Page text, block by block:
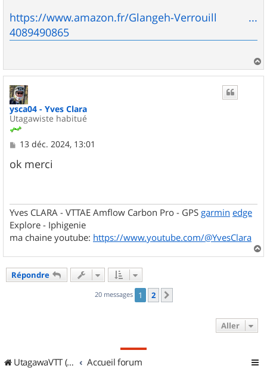
https://www.amazon.fr/Glangeh-Verrouill ...
4089490865
a
ysca04 - Yves Clara
Utagawiste habitué
M
s
s
13 déc. 2024, 13:01
ok merci
Yves CLARA - VTTAE Amflow Carbon Pro - GPS garmin edge
Explore - Iphigenie
ma chaine youtube: https://www.youtube.com/@YvesClara
a
Répondre
20 messages 1 2
Aller
UtagawaVTT (Randos VTT et VTTAE avec traces GPS) Accueil forum